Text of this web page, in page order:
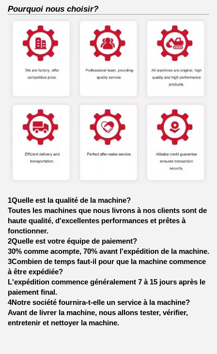
Pourquoi nous choisir?
1Quelle est la qualité de la machine?
Toutes les machines que nous livrons à nos clients sont de
haute qualité, d'excellentes performances et prêtes à
fonctionner.
2Quelle est votre équipe de paiement?
30% comme acompte, 70% avant l'expédition de la machine.
3Combien de temps faut-il pour que la machine commence
à être expédiée?
L'expédition commence généralement 7 à 15 jours après le
paiement final.
4Notre société fournira-t-elle un service à la machine?
Avant de livrer la machine, nous allons tester, vérifier,
entretenir et nettoyer la machine.